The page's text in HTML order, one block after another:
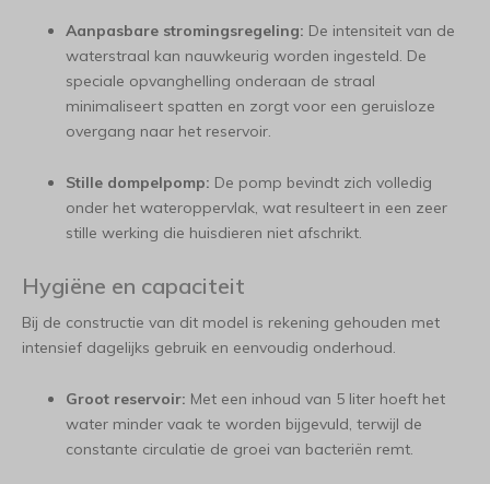
Aanpasbare stromingsregeling: De intensiteit van de
waterstraal kan nauwkeurig worden ingesteld. De
speciale opvanghelling onderaan de straal
minimaliseert spatten en zorgt voor een geruisloze
overgang naar het reservoir.
Stille dompelpomp: De pomp bevindt zich volledig
onder het wateroppervlak, wat resulteert in een zeer
stille werking die huisdieren niet afschrikt.
Hygiëne en capaciteit
Bij de constructie van dit model is rekening gehouden met
intensief dagelijks gebruik en eenvoudig onderhoud.
Groot reservoir: Met een inhoud van 5 liter hoeft het
water minder vaak te worden bijgevuld, terwijl de
constante circulatie de groei van bacteriën remt.